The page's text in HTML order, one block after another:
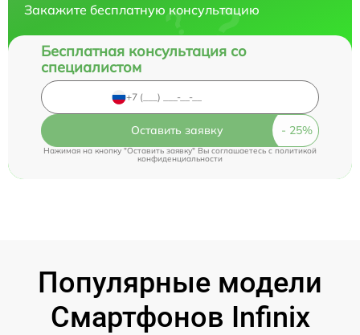
Закажите бесплатную консультацию
Бесплатная консультация со
специалистом
Оставить заявку
Нажимая на кнопку "Оставить заявку" Вы соглашаетесь cполитикой
конфиденциальности
Популярные модели
Смартфонов Infinix